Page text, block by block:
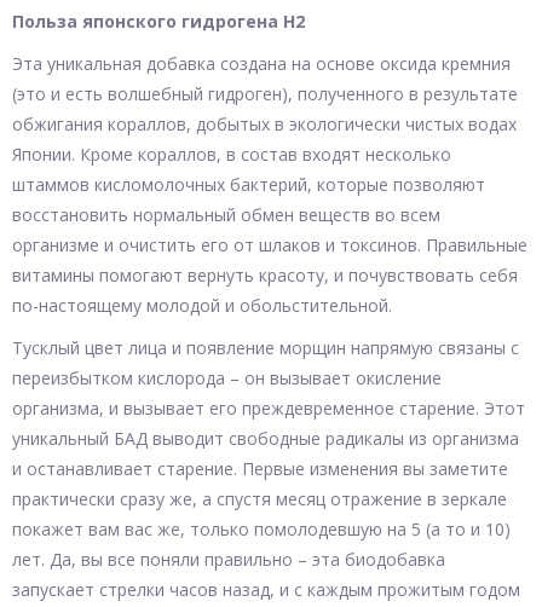
Польза японского гидрогена H2
Эта уникальная добавка создана на основе оксида кремния
(это и есть волшебный гидроген), полученного в результате
обжигания кораллов, добытых в экологически чистых водах
Японии. Кроме кораллов, в состав входят несколько
штаммов кисломолочных бактерий, которые позволяют
восстановить нормальный обмен веществ во всем
организме и очистить его от шлаков и токсинов. Правильные
витамины помогают вернуть красоту, и почувствовать себя
по-настоящему молодой и обольстительной.
Тусклый цвет лица и появление морщин напрямую связаны с
переизбытком кислорода – он вызывает окисление
организма, и вызывает его преждевременное старение. Этот
уникальный БАД выводит свободные радикалы из организма
и останавливает старение. Первые изменения вы заметите
практически сразу же, а спустя месяц отражение в зеркале
покажет вам вас же, только помолодевшую на 5 (а то и 10)
лет. Да, вы все поняли правильно – эта биодобавка
запускает стрелки часов назад, и с каждым прожитым годом